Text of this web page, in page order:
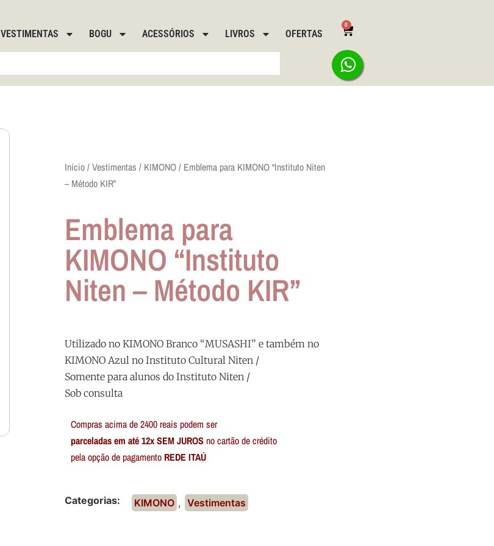
VESTIMENTAS BOGU ACESSÓRIOS LIVROS OFERTAS
0
Início/Vestimentas / KIMONO/ Emblema para KIMONO “Instituto Niten
– Método KIR”
Emblema para
KIMONO “Instituto
Niten – Método KIR”
Utilizado no KIMONO Branco “MUSASHI” e também no
KIMONO Azul no Instituto Cultural Niten /
Somente para alunos do Instituto Niten /
Sob consulta
Compras acima de 2400 reais podem ser
parceladas em até 12x SEM JUROS no cartão de crédito
pela opção de pagamento REDE ITAÚ
Categorias: KIMONO , Vestimentas